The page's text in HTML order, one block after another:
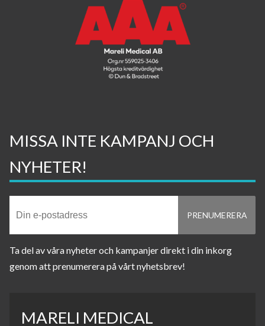
MISSA INTE KAMPANJ OCH
NYHETER!
Ta del av våra nyheter och kampanjer direkt i din inkorg
genom att prenumerera på vårt nyhetsbrev!
MARELI MEDICAL